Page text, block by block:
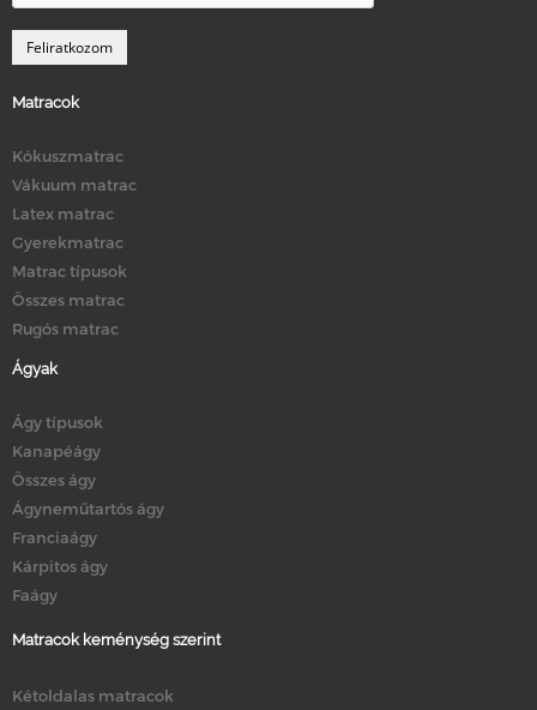
Matracok
Kókuszmatrac
Vákuum matrac
Latex matrac
Gyerekmatrac
Matrac típusok
Összes matrac
Rugós matrac
Ágyak
Ágy típusok
Kanapéágy
Összes ágy
Ágyneműtartós ágy
Franciaágy
Kárpitos ágy
Faágy
Matracok keménység szerint
Kétoldalas matracok